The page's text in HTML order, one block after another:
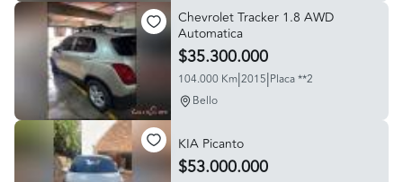
Chevrolet Tracker 1.8 AWD
Automatica
$35.300.000
104.000 Km|2015|Placa **2
Bello
KIA Picanto
$53.000.000